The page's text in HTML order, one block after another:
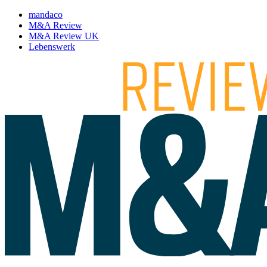
mandaco
M&A Review
M&A Review UK
Lebenswerk